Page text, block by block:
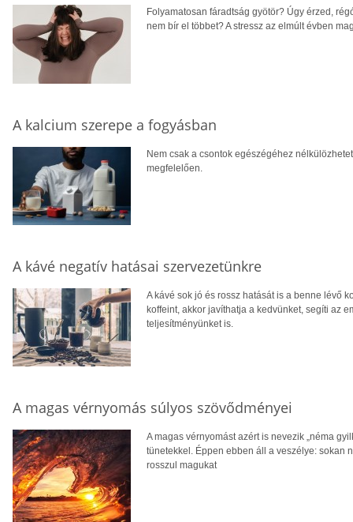
Folyamatosan fáradtság gyötör? Úgy érzed,
nem bír el többet? A stressz az elmúlt évben
A kalcium szerepe a fogyásban
Nem csak a csontok egészégéhez
megfelelően.
A kávé negatív hatásai szervezetünkre
A kávé sok jó és rossz hatását is a benne lévő
koffeint, akkor javíthatja a kedvünket, segíti az
teljesítményünket is.
A magas vérnyomás súlyos szövődményei
A magas vérnyomást azért is nevezik „néma
tünetekkel. Éppen ebben áll a veszélye: sokan
rosszul magukat